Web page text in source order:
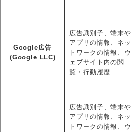
Google広告
(Google LLC)
広告識別子、端末や
アプリの情報、ネッ
トワークの情報、ウ
ェブサイト内の閲
覧・行動履歴
広告識別子、端末や
アプリの情報、ネッ
トワークの情報、ウ